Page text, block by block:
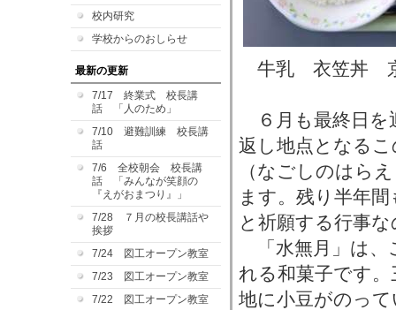
校内研究
学校からのおしらせ
最新の更新
7/17 終業式 校長講
話 「人のため」
7/10 避難訓練 校長講
話
7/6 全校朝会 校長講
話 「みんなが笑顔の
『えがおまつり』」
7/28 ７月の校長講話や
挨拶
7/24 図工オープン教室
7/23 図工オープン教室
7/22 図工オープン教室
牛乳 衣笠丼
６月も最終日を
返し地点となる
（なごしのはら
ます。残り半年
と祈願する行事
「水無月」は、
れる和菓子です
地に小豆がのっ